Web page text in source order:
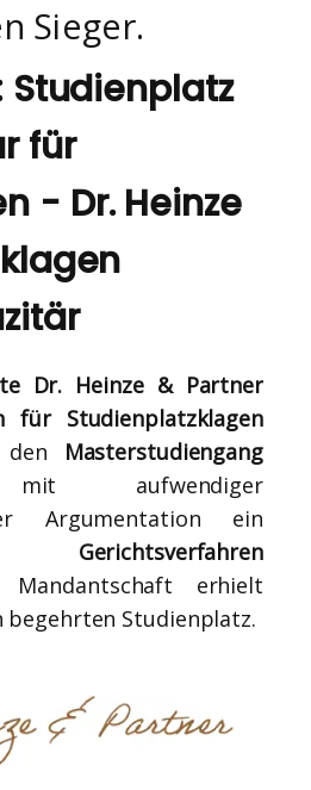
Sieger.
Studienplatz
für
- Dr. Heinze
Dr. Heinze & Partner
für Studienplatzklagen
Masterstudiengang
aufwendiger
Argumentation ein
Gerichtsverfahren
erhielt
begehrten Studienplatz.